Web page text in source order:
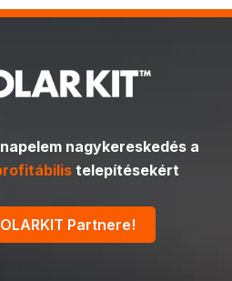
nagykereskedés a
telepítésekért
Partnere!